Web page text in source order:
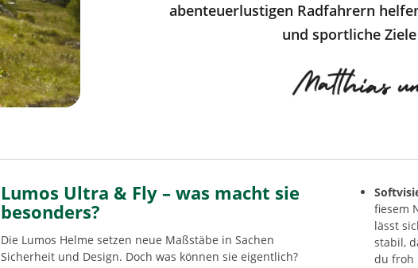
abenteuerlustigen Radfahrern
und sportliche
Lumos Ultra & Fly – was macht sie
besonders?
Die Lumos Helme setzen neue Maßstäbe in Sachen
Sicherheit und Design. Doch was können sie eigentlich?
fiesem
lässt
stabil,
du froh